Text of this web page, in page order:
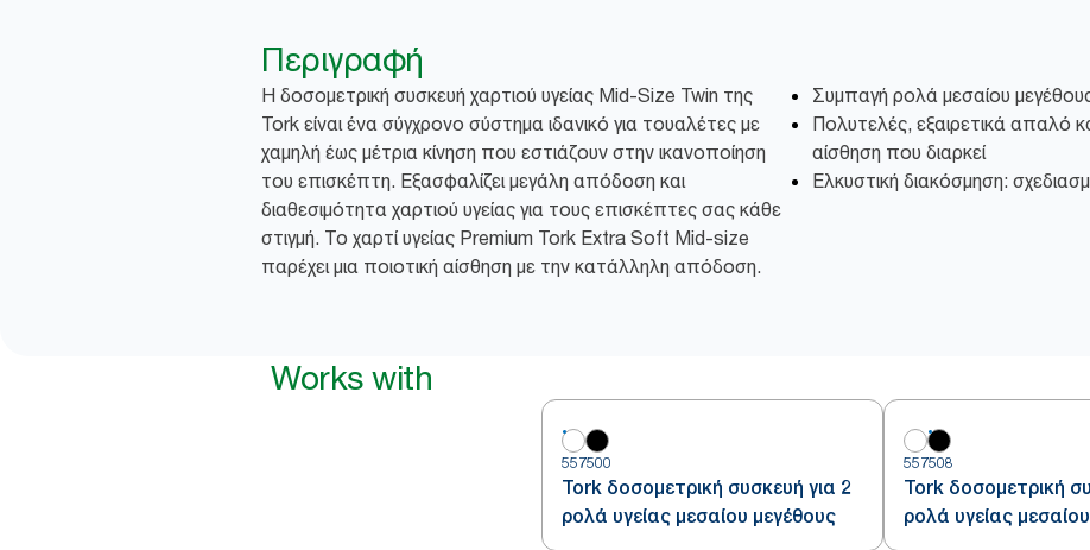
Περιγραφή
Η δοσομετρική συσκευή χαρτιού υγείας Mid-Size Twin της
Tork είναι ένα σύγχρονο σύστημα ιδανικό για τουαλέτες με
χαμηλή έως μέτρια κίνηση που εστιάζουν στην ικανοποίηση
του επισκέπτη. Εξασφαλίζει μεγάλη απόδοση και
διαθεσιμότητα χαρτιού υγείας για τους επισκέπτες σας κάθε
στιγμή. Το χαρτί υγείας Premium Tork Extra Soft Mid-size
παρέχει μια ποιοτική αίσθηση με την κατάλληλη απόδοση.
Συμπαγή ρολά μεσαίου
Πολυτελές, εξαιρετικά απαλό
αίσθηση που διαρκεί
Ελκυστική διακόσμηση:
Works with
557500
Tork δοσομετρική συσκευή για 2
ρολά υγείας μεσαίου μεγέθους
557508
Tork δοσομετρική
ρολά υγείας